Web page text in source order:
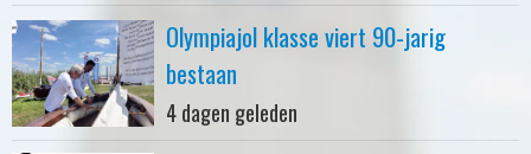
Olympiajol klasse viert 90-jarig
bestaan
4 dagen geleden